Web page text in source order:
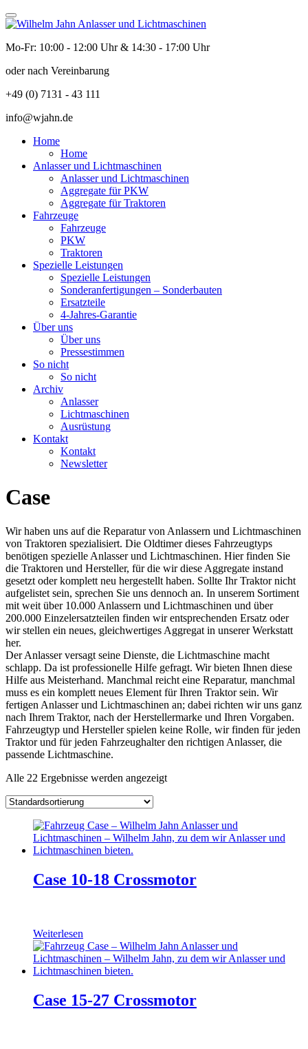
Mo-Fr: 10:00 - 12:00 Uhr & 14:30 - 17:00 Uhr
oder nach Vereinbarung
+49 (0) 7131 - 43 111
info@wjahn.de
Home
Home
Anlasser und Lichtmaschinen
Anlasser und Lichtmaschinen
Aggregate für PKW
Aggregate für Traktoren
Fahrzeuge
Fahrzeuge
PKW
Traktoren
Spezielle Leistungen
Spezielle Leistungen
Sonderanfertigungen – Sonderbauten
Ersatzteile
4-Jahres-Garantie
Über uns
Über uns
Pressestimmen
So nicht
So nicht
Archiv
Anlasser
Lichtmaschinen
Ausrüstung
Kontakt
Kontakt
Newsletter
Case
Wir haben uns auf die Reparatur von Anlassern und Lichtmaschinen
von Traktoren spezialisiert. Die Oldtimer dieses Fahrzeugtyps
benötigen spezielle Anlasser und Lichtmaschinen. Hier finden Sie
die Traktoren und Hersteller, für die wir diese Aggregate instand
gesetzt oder komplett neu hergestellt haben. Sollte Ihr Traktor nicht
aufgelistet sein, sprechen Sie uns dennoch an. In unserem Sortiment
mit weit über 10.000 Anlassern und Lichtmaschinen und über
200.000 Einzelersatzteilen finden wir entsprechenden Ersatz oder
wir stellen ein neues, gleichwertiges Aggregat in unserer Werkstatt
her.
Der Anlasser versagt seine Dienste, die Lichtmaschine macht
schlapp. Da ist professionelle Hilfe gefragt. Wir bieten Ihnen diese
Hilfe aus Meisterhand. Manchmal reicht eine Reparatur, manchmal
muss es ein komplett neues Element für Ihren Traktor sein. Wir
fertigen Anlasser und Lichtmaschinen an; dabei richten wir uns ganz
nach Ihrem Traktor, nach der Herstellermarke und Ihren Vorgaben.
Fahrzeugtyp und Hersteller spielen keine Rolle, wir finden für jeden
Traktor und für jeden Fahrzeughalter den richtigen Anlasser, die
passende Lichtmaschine.
Alle 22 Ergebnisse werden angezeigt
Case 10-18 Crossmotor
Weiterlesen
Case 15-27 Crossmotor